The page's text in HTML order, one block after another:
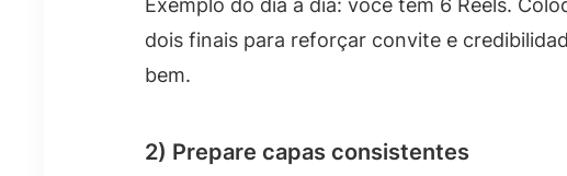
Exemplo do dia a dia: você tem 6 Reels.
dois finais para reforçar convite e
bem.
2) Prepare capas consistentes